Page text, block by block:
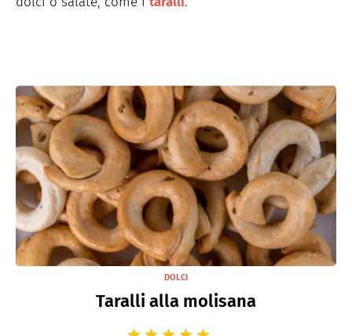
DOLCI
Taralli alla molisana